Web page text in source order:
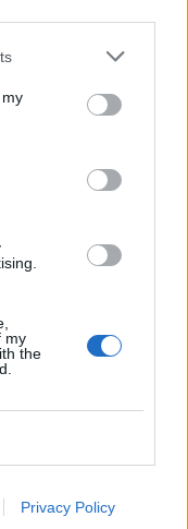
my
the
Privacy Policy
Οδηγιών
τις οδηγίες που
Υπάρχουν
στα λιπαρά